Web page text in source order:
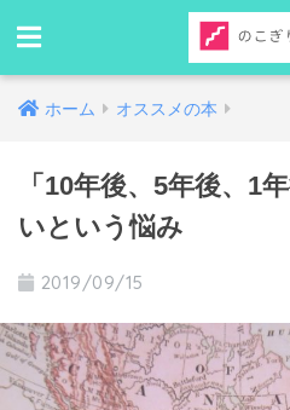
ホーム オススメの本
「10年後、5年後、1
いという悩み
2019/09/15